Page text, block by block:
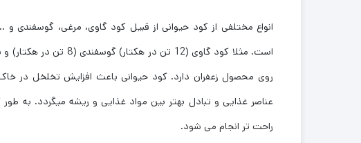
انواع مختلفی از کود حیوانی از قبیل کود گاوی، مرغی،
روی محصول زعفران دارد. کود حیوانی باعث افزایش تخلخل در
عناصر غذایی و تبادل بهتر بین مواد غذایی و ریشه میگردد. به
راحت تر انجام می شود.